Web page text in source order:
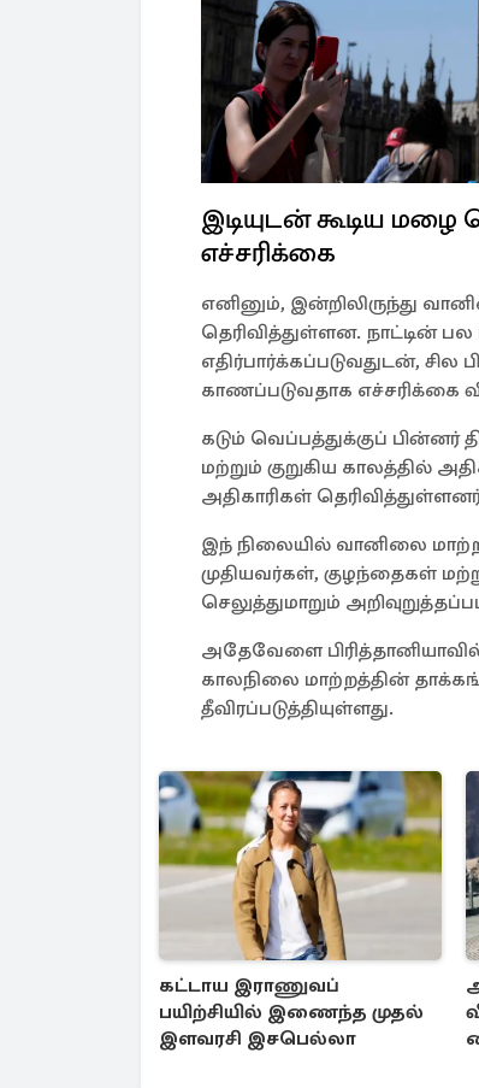
இடியுடன் கூடிய
எச்சரிக்கை
எனினும், இன்றிலிருந்து
தெரிவித்துள்ளன. நாட்டின் பல
எதிர்பார்க்கப்படுவதுடன், சில
காணப்படுவதாக எச்சரிக்கை
கடும் வெப்பத்துக்குப்
மற்றும் குறுகிய காலத்தில்
அதிகாரிகள்
இந் நிலையில் வானிலை
முதியவர்கள், குழந்தைகள்
செலுத்துமாறும்
அதேவேளை
காலநிலை மாற்றத்தின்
தீவிரப்படுத்தியுள்ளது.
கட்டாய இராணுவப்
பயிற்சியில் இணைந்த முதல்
இளவரசி இசபெல்லா